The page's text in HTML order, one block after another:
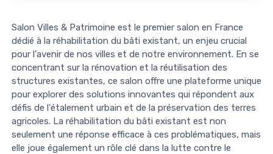
Salon Villes & Patrimoine est le premier salon en France
dédié à la réhabilitation du bâti existant, un enjeu crucial
pour l'avenir de nos villes et de notre environnement. En se
concentrant sur la rénovation et la réutilisation des
structures existantes, ce salon offre une plateforme unique
pour explorer des solutions innovantes qui répondent aux
défis de l'étalement urbain et de la préservation des terres
agricoles. La réhabilitation du bâti existant est non
seulement une réponse efficace à ces problématiques, mais
elle joue également un rôle clé dans la lutte contre le